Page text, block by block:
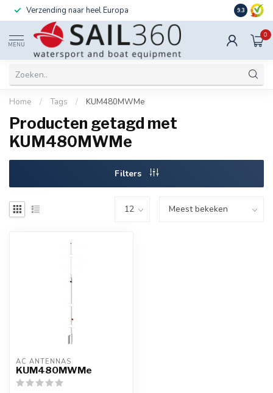
Verzending naar heel Europa Ook
9.3
MENU
0
Home / Tags / KUM480MWMe
Producten getagd met
KUM480MWMe
Filters
AC ANTENNAS
KUM480MWMe